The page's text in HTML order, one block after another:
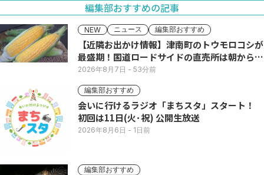
編集部おすすめの記事
NEW ニュース 編集部おすすめ
【近隣お出かけ情報】津南町のトウモロコシが
最盛期！国道ロードサイドの直売所は朝から長
い列
2026年8月7日 - 53分前
編集部おすすめ
会いに行けるラジオ「まちスタ」スタート！
初回は11日(火･祝) 公開生放送
2026年8月6日 - 1日前
編集部おすすめ